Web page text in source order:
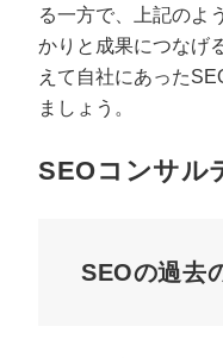
る一方で、上記のよ
かりと成果につなげ
えて自社にあった
ましょう。
SEOコンサル
SEOの過去